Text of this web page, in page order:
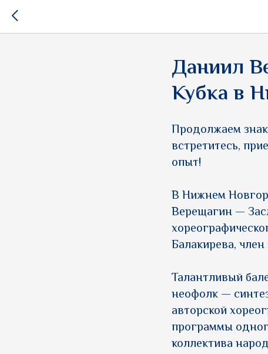
Даниил
Кубка в
Продолжаем
встретитесь,
опыт!
В Нижнем
Верещагин —
Балакирева,
Талантливый
неофолк —
авторской
программы
коллектива